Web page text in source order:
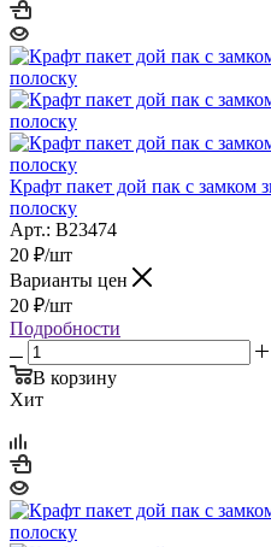
Крафт пакет дой пак с замком
полоску
Арт.: B23474
20 ₽/шт
Варианты цен
20 ₽/шт
Подробности
В корзину
Хит